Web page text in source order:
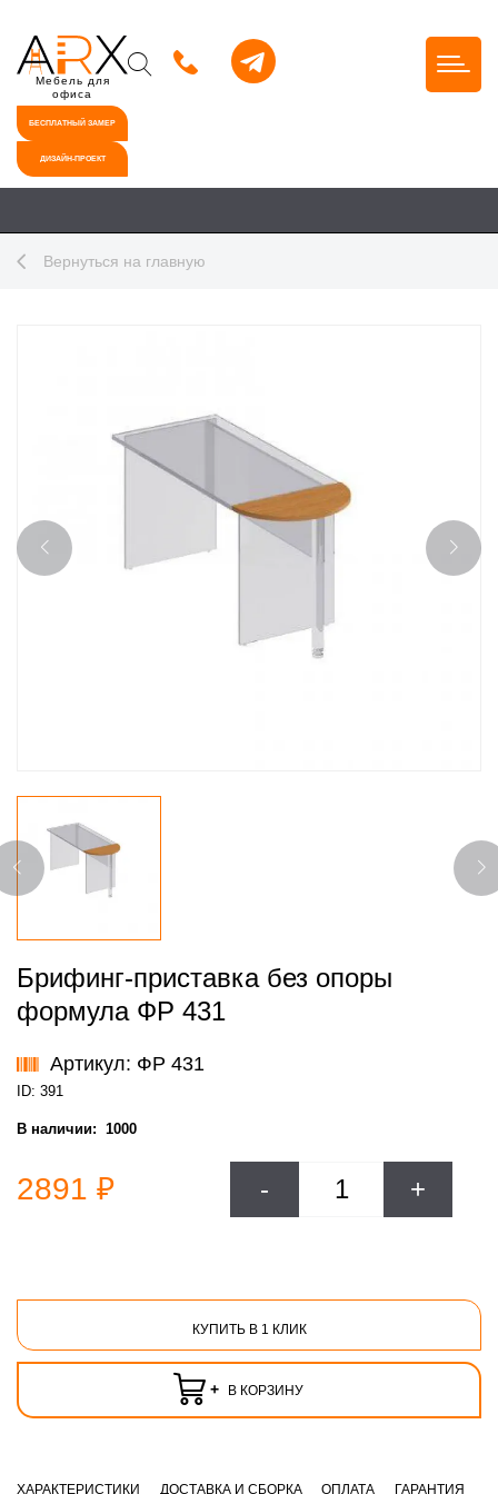
Мебель для
офиса
БЕСПЛАТНЫЙ ЗАМЕР
ДИЗАЙН-ПРОЕКТ
Вернуться на главную
Брифинг-приставка без опоры
формула ФР 431
Артикул: ФР 431
ID: 391
В наличии: 1000
2891 ₽ - +
КУПИТЬ В 1 КЛИК
+ В КОРЗИНУ
ХАРАКТЕРИСТИКИ ДОСТАВКА И СБОРКА ОПЛАТА ГАРАНТИЯ